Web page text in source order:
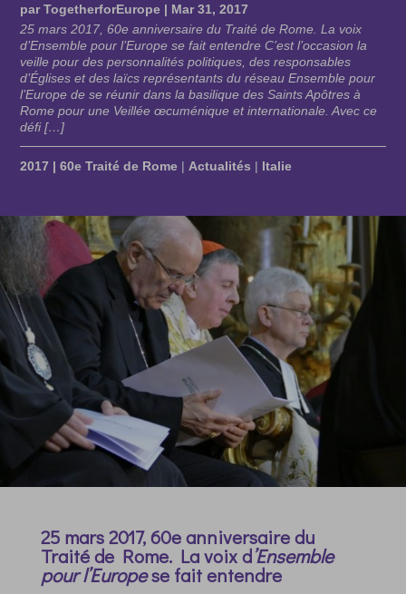
parTogetherforEurope | Mar 31, 2017
25 mars 2017, 60e anniversaire du Traité de Rome. La voix
d’Ensemble pour l’Europe se fait entendre C’est l’occasion la
veille pour des personnalités politiques, des responsables
d’Églises et des laïcs représentants du réseau Ensemble pour
l’Europe de se réunir dans la basilique des Saints Apôtres à
Rome pour une Veillée œcuménique et internationale. Avec ce
défi […]
2017 | 60e Traité de Rome | Actualités | Italie
25 mars 2017, 60e anniversaire du
Traité de Rome. La voix d’Ensemble
pour l’Europese fait entendre